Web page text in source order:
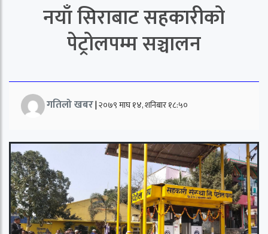
नयाँ सिराबाट सहकारीको
पेट्रोलपम्म सञ्चालन
गतिलो खबर|२०७९ माघ १४, शनिबार १८:५०